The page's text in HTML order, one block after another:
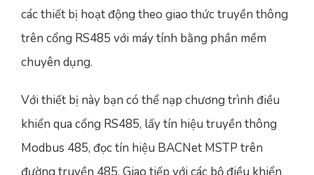
các thiết bị hoạt động theo giao thức truyền thông
trên cổng RS485 với máy tính bằng phần mềm
chuyên dụng.
Với thiết bị này bạn có thể nạp chương trình điều
khiển qua cổng RS485, lấy tín hiệu truyền thông
Modbus 485, đọc tín hiệu BACNet MSTP trên